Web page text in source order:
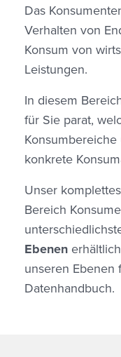
Das
Verhalten von
Konsum von
Leistungen.
In diesem
für Sie parat,
konkrete
Unser
Bereich
Ebenen
unseren Ebenen
Datenhandbuch.